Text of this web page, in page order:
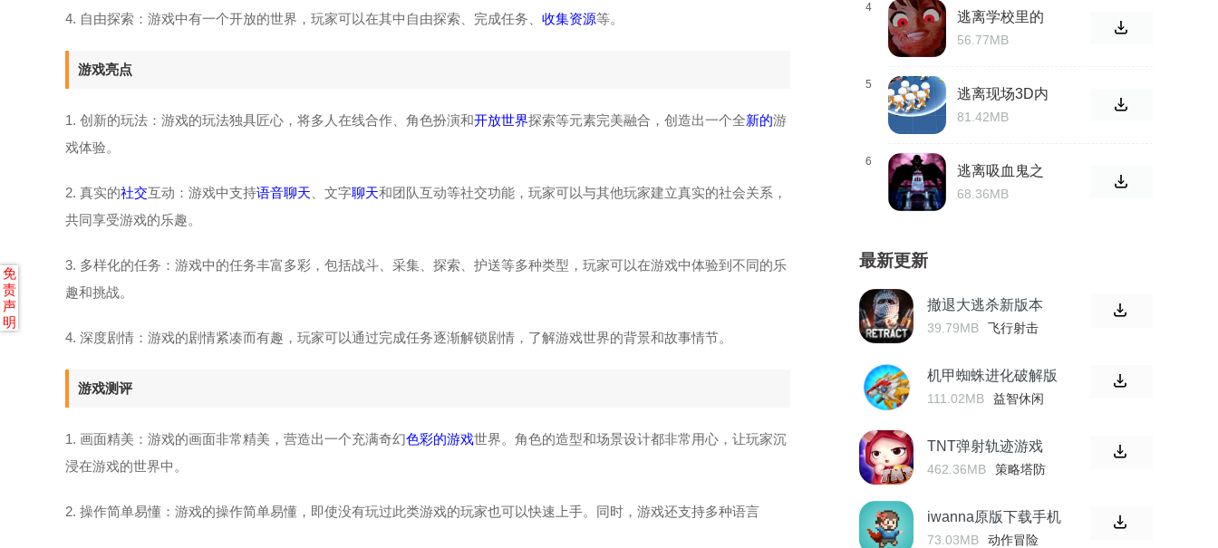
4. 自由探索：游戏中有一个开放的世界，玩家可以在其中自由探索、完成任务、 收集资源等。
游戏亮点
1. 创新的玩法：游戏的玩法独具匠心，将多人在线合作、角色扮演和开放世界探索等元素完美融合，创造出一个全新的游
戏体验。
2. 真实的社交互动：游戏中支持语音聊天 、文字聊天和团队互动等社交功能，玩家可以与其他玩家建立真实的社会关系，
共同享受游戏的乐趣。
3. 多样化的任务：游戏中的任务丰富多彩，包括战斗、采集、探索、护送等多种类型，玩家可以在游戏中体验到不同的乐
趣和挑战。
4. 深度剧情：游戏的剧情紧凑而有趣，玩家可以通过完成任务逐渐解锁剧情，了解游戏世界的背景和故事情节。
游戏测评
1. 画面精美：游戏的画面非常精美，营造出一个充满奇幻色彩的游戏世界。角色的造型和场景设计都非常用心，让玩家沉
浸在游戏的世界中。
2. 操作简单易懂：游戏的操作简单易懂，即使没有玩过此类游戏的玩家也可以快速上手。同时，游戏还支持多种语言
4
逃离学校里的
疯女人
56.77MB
5
逃离现场3D内
购版
81.42MB
6
逃离吸血鬼之
馆最新版
68.36MB
最新更新
撤退大逃杀新版本
39.79MB 飞行射击
机甲蜘蛛进化破解版
111.02MB 益智休闲
TNT弹射轨迹游戏
462.36MB 策略塔防
iwanna原版下载手机
73.03MB 动作冒险
免
责
声
明